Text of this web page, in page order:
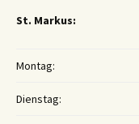
St. Markus:
Montag:
Dienstag: